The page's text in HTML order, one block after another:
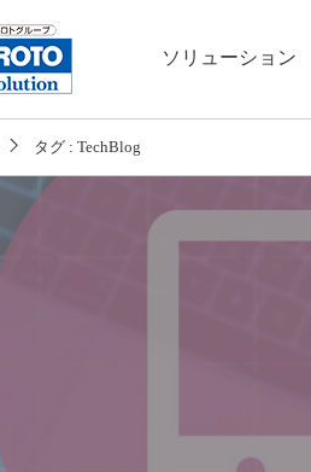
ソリューション
タグ : TechBlog